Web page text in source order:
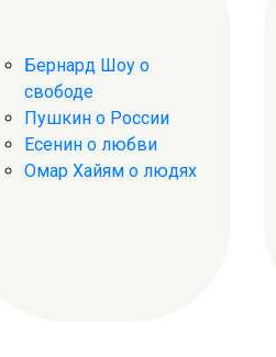
Бернард Шоу о
свободе
Пушкин о России
Есенин о любви
Омар Хайям о людях